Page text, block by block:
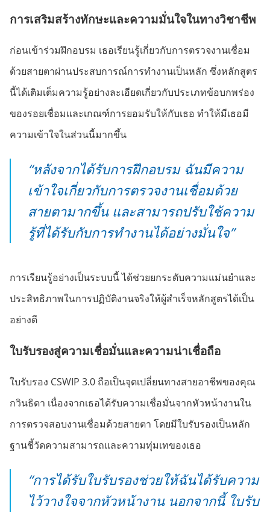
การเสริมสร้างทักษะและความมั่นใจในทางวิชาชีพ
ก่อนเข้าร่วมฝึกอบรม เธอเรียนรู้เกี่ยวกับการตรวจงานเชื่อม
ด้วยสายตาผ่านประสบการณ์การทำงานเป็นหลัก ซึ่งหลักสูตร
นี้ได้เติมเต็มความรู้อย่างละเอียดเกี่ยวกับประเภทข้อบกพร่อง
ของรอยเชื่อมและเกณฑ์การยอมรับให้กับเธอ ทำให้มีเธอมี
ความเข้าใจในส่วนนี้มากขึ้น
“หลังจากได้รับการฝึกอบรม ฉันมีความ
เข้าใจเกี่ยวกับการตรวจงานเชื่อมด้วย
สายตามากขึ้น และสามารถปรับใช้ความ
รู้ที่ได้รับกับการทำงานได้อย่างมั่นใจ”
การเรียนรู้อย่างเป็นระบบนี้ ได้ช่วยยกระดับความแม่นยำและ
ประสิทธิภาพในการปฏิบัติงานจริงให้ผู้สำเร็จหลักสูตรได้เป็น
อย่างดี
ใบรับรองสู่ความเชื่อมั่นและความน่าเชื่อถือ
ใบรับรอง CSWIP 3.0 ถือเป็นจุดเปลี่ยนทางสายอาชีพของคุณ
กวินธิดา เนื่องจากเธอได้รับความเชื่อมั่นจากหัวหน้างานใน
การตรวจสอบงานเชื่อมด้วยสายตา โดยมีใบรับรองเป็นหลัก
ฐานชี้วัดความสามารถและความทุ่มเทของเธอ
“การได้รับใบรับรองช่วยให้ฉันได้รับความ
ไว้วางใจจากหัวหน้างาน นอกจากนี้ ใบรับ